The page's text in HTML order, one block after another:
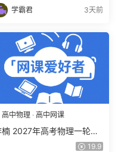
学霸君 3天前
高中物理 · 高中网课
楠 2027年高考物理一轮复
网课教程 高三物理 上学期
19.9